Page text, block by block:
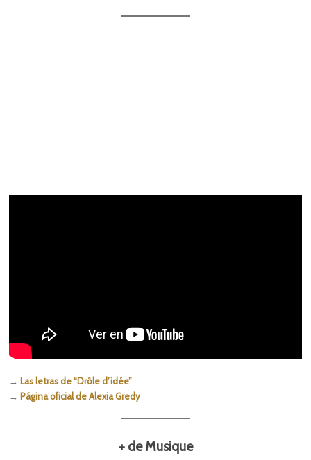
→Las letras de “Drôle d’idée”
→Página oficial de Alexia Gredy
+ de Musique